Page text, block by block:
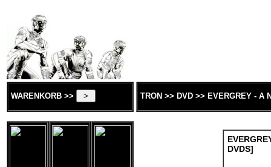
WARENKORB >> TRON >> DVD >> EVERGREY - A
DVDS]